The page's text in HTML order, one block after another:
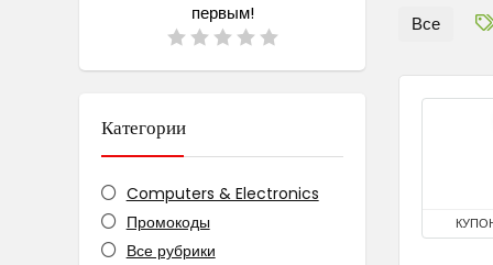
первым!
Категории
Computers & Electronics
Промокоды
Все рубрики
Все